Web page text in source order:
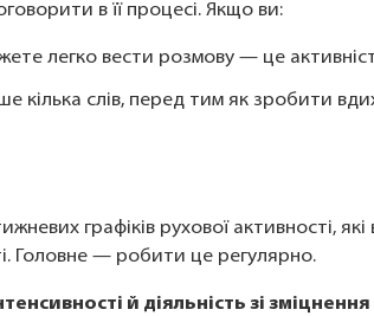
в її процесі. Якщо ви:
легко вести розмову — це
кілька слів, перед тим як зробити
графіків рухової активності, які
Головне — робити це регулярно.
й діяльність зі зміцнення